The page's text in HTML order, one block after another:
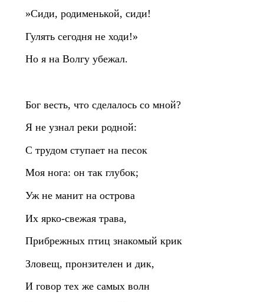
»Сиди, родименькой, сиди!
Гулять сегодня не ходи!»
Но я на Волгу убежал.
Бог весть, что сделалось со мной?
Я не узнал реки родной:
С трудом ступает на песок
Моя нога: он так глубок;
Уж не манит на острова
Их ярко‑свежая трава,
Прибрежных птиц знакомый крик
Зловещ, пронзителен и дик,
И говор тех же самых волн